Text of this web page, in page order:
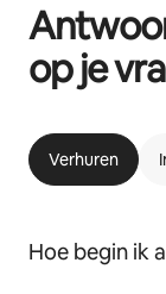
op je
Verhuren
Hoe begin ik